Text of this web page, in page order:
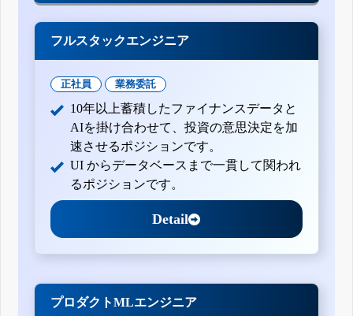
フルスタックエンジニア
正社員 業務委託
10年以上蓄積したファイナンスデータと
AIを掛け合わせて、投資の意思決定を加
速させるポジションです。
UI からデータベースまで一貫して関われ
るポジションです。
Detail
プロダクトMLエンジニア